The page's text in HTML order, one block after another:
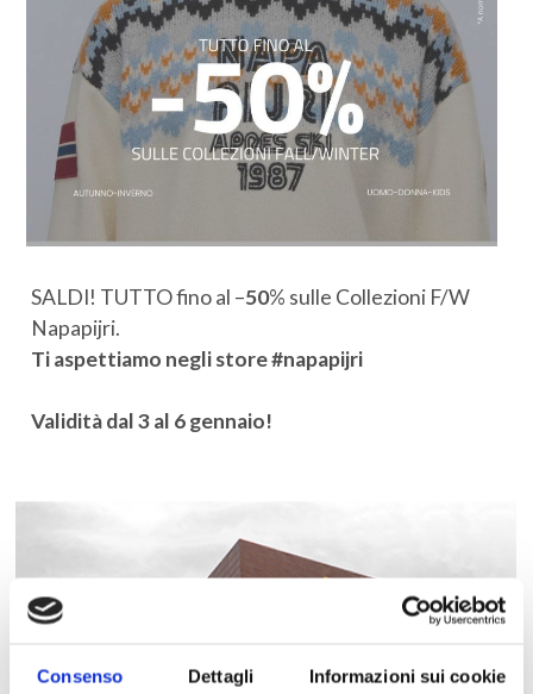
Consenso Dettagli Informazioni sui cookie
SALDI! TUTTO fino al –50% sulle Collezioni F/W
Napapijri.
Ti aspettiamo negli store #napapijri
Validità dal 3 al 6 gennaio!